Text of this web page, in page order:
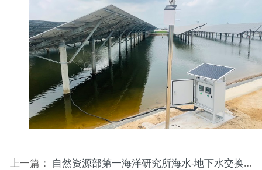
上一篇： 自然资源部第一海洋研究所海水-地下水交换观测系统项目顺利验收